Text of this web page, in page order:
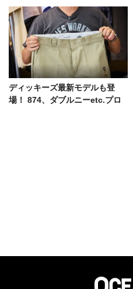
ディッキーズ最新モデルも登
場！ 874、ダブルニーetc.プロ